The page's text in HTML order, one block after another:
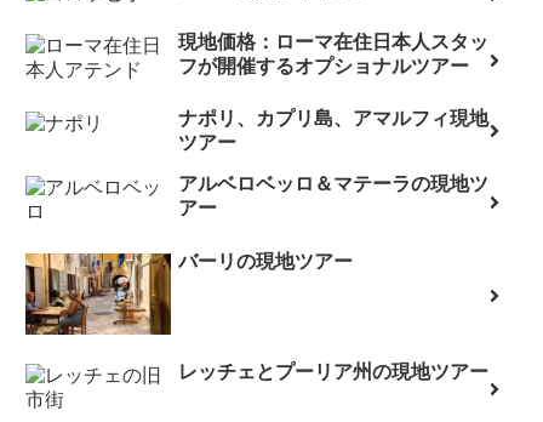
現地価格：ローマ在住日本人スタッ
フが開催するオプショナルツアー
ナポリ、カプリ島、アマルフィ現地
ツアー
アルベロベッロ＆マテーラの現地ツ
アー
バーリの現地ツアー
レッチェとプーリア州の現地ツアー